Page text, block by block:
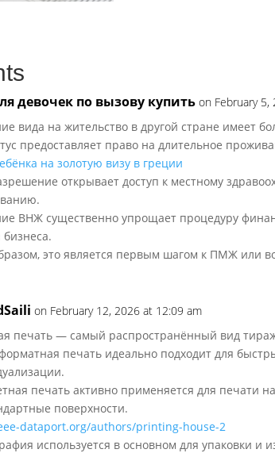
девочек по вызову купить on February 5,
вида на жительство в другой стране имеет
предоставляет право на длительное
на золотую визу в греции
открывает доступ к местному
ВНЖ существенно упрощает процедуру
это является первым шагом к ПМЖ или
on February 12, 2026 at 12:09 am
печать — самый распространённый вид
печать идеально подходит для
печать активно применяется для печати
поверхности.
dataport.org/authors/printing-house-2
используется в основном для упаковки и